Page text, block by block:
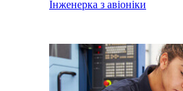
Інженерка з авіоніки